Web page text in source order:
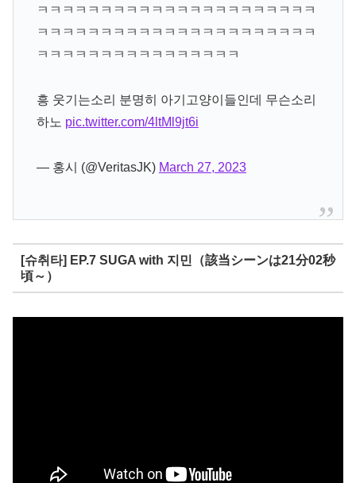
ㅋㅋㅋㅋㅋㅋㅋㅋㅋㅋㅋㅋㅋㅋㅋㅋㅋㅋㅋㅋㅋㅋ
ㅋㅋㅋㅋㅋㅋㅋㅋㅋㅋㅋㅋㅋㅋㅋㅋㅋㅋㅋㅋㅋㅋ
ㅋㅋㅋㅋㅋㅋㅋㅋㅋㅋㅋㅋㅋㅋㅋㅋ
흥 웃기는소리 분명히 아기고양이들인데 무슨소리
하노 pic.twitter.com/4ltMl9jt6i
— 홍시 (@VeritasJK) March 27, 2023
[슈취타] EP.7 SUGA with 지민（該当シーンは21分02秒
頃～）